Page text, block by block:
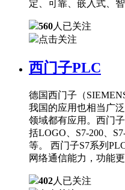
定、可靠、嵌入式、
560人已关注
点击关注
西门子PLC
德国西门子（
我国的应用也相当广
领域都有应用。西门
括LOGO、S7-200、
等。 西门子S7系列
网络通信能力，功能
402人已关注